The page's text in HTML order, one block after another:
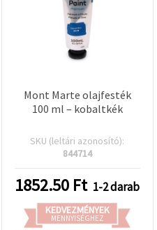
Mont Marte olajfesték
100 ml – kobaltkék
SKU (leltári azonosító):
844714
1852.50 Ft 1-2 darab
KEDVEZMÉNYEK
MENNYISÉGHEZ